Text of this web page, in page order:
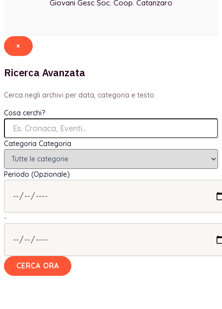
Giovani Gesc Soc. Coop. Catanzaro
×
Ricerca Avanzata
Cerca negli archivi per data, categoria e testo.
Cosa cerchi?
Categoria Categoria
Periodo (Opzionale)
-
CERCA ORA